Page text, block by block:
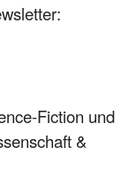
Fiction und
&